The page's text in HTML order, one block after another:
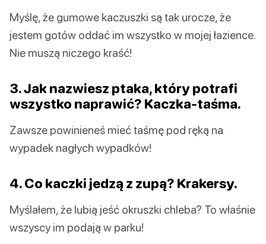
Myślę, że gumowe kaczuszki są tak urocze, że
jestem gotów oddać im wszystko w mojej łazience.
Nie muszą niczego kraść!
3. Jak nazwiesz ptaka, który potrafi
wszystko naprawić? Kaczka-taśma.
Zawsze powinieneś mieć taśmę pod ręką na
wypadek nagłych wypadków!
4. Co kaczki jedzą z zupą? Krakersy.
Myślałem, że lubią jeść okruszki chleba? To właśnie
wszyscy im podają w parku!